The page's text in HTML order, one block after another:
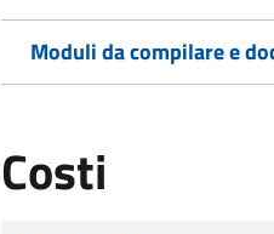
Moduli da compilare e
Costi